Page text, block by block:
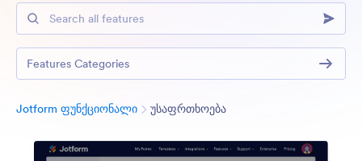
Search all features
Jotform ფუნქციონალი უსაფრთხოებაკატეგორია
Features Categories